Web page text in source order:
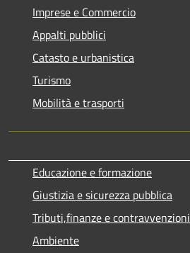
Imprese e Commercio
Appalti pubblici
Catasto e urbanistica
Turismo
Mobilità e trasporti
Educazione e formazione
Giustizia e sicurezza pubblica
Tributi,finanze e contravvenzioni
Ambiente